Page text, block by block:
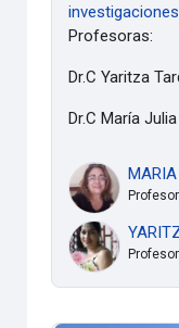
Profesoras:
Dr.C Yaritza
Dr.C María
Profesor
Profesor